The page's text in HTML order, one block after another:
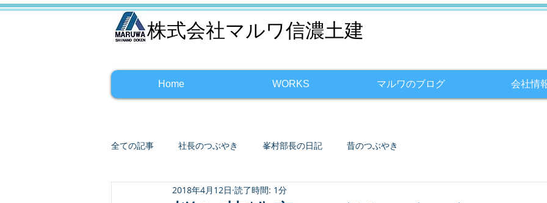
株式会社マルワ信濃土建
Home WORKS マルワのブログ 会社情
全ての記事 社長のつぶやき 峯村部長の日記 昔のつぶやき
2018年4月12日 読了時間: 1分